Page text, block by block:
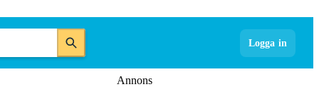
Logga in
Annons